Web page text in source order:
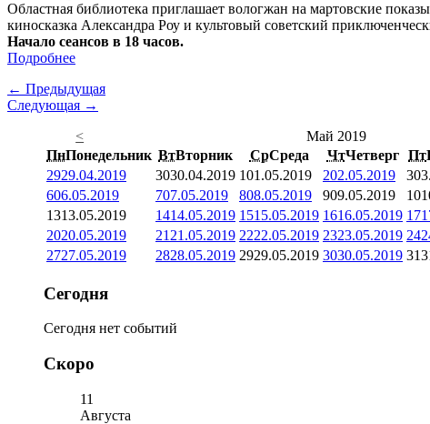
Областная библиотека приглашает вологжан на мартовские
киносказка Александра Роу и культовый советский
Начало сеансов в 18 часов.
Подробнее
← Предыдущая
Следующая →
<
Май 2019
ПнПонедельник ВтВторник СрСреда ЧтЧетверг Пт
2929.04.2019 3030.04.2019 101.05.2019 202.05.2019 3
606.05.2019 707.05.2019 808.05.2019 909.05.2019 10
1313.05.2019 1414.05.2019 1515.05.2019 1616.05.2019 17
2020.05.2019 21 21.05.2019 2222.05.2019 2323.05.2019 24
2727.05.2019 2828.05.2019 2929.05.2019 3030.05.2019 31
Сегодня
Сегодня нет событий
Скоро
11
Августа